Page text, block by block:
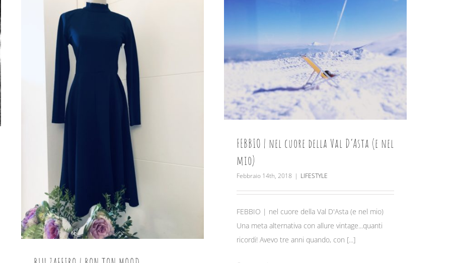
FEBBIO | nel cuore della Val D’Asta (e nel
mio)
Febbraio 14th, 2018 | LIFESTYLE
FEBBIO | nel cuore della Val D'Asta (e nel mio)
Una meta alternativa con allure vintage...quanti
ricordi! Avevo tre anni quando, con [...]